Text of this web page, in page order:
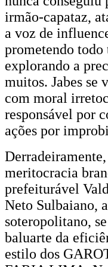
irmão-capataz,
a voz de
prometendo todo
explorando a
muitos. Jabes se
com moral
responsável por
ações por
meritocracia
prefeiturável
Neto Sulbaiano,
soteropolitano,
baluarte da
estilo dos